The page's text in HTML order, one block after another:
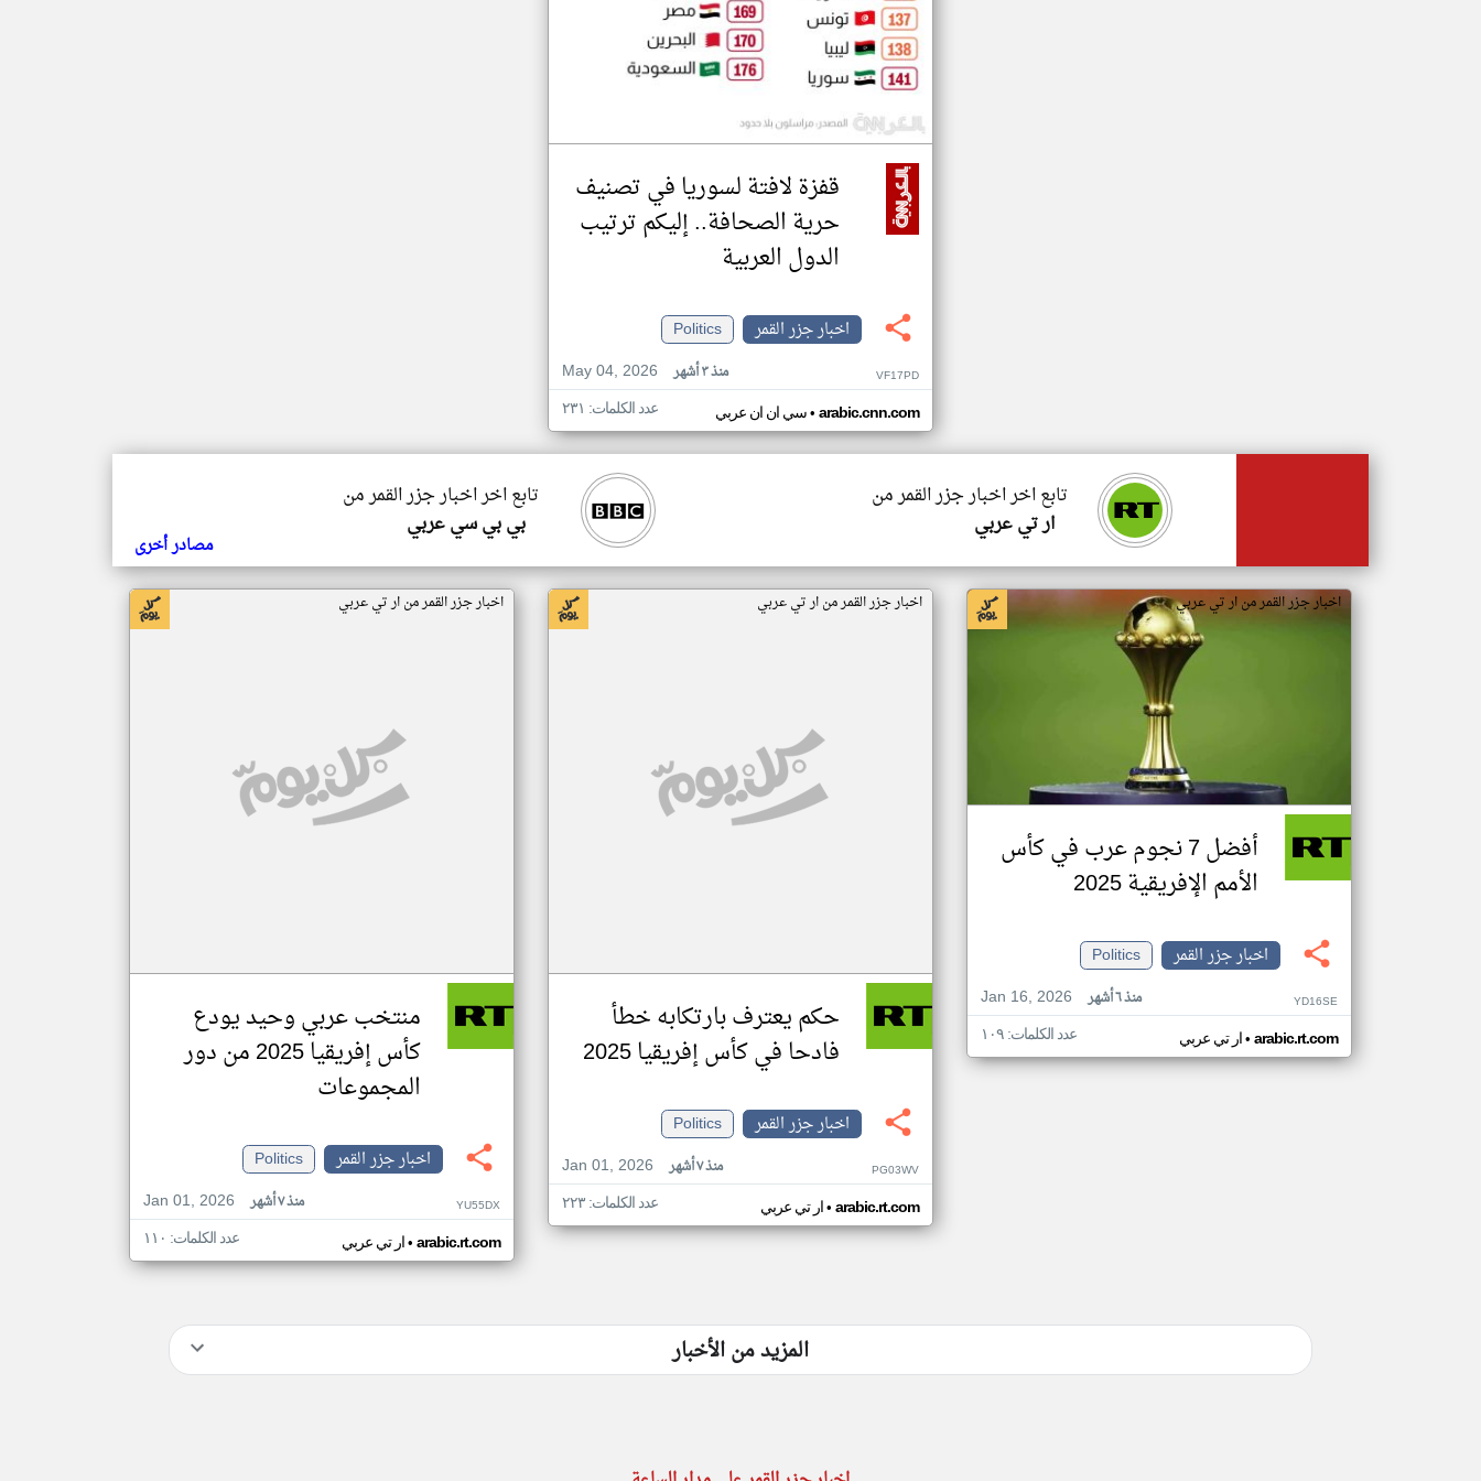
قفزة لافتة لسوريا في تصنيف
حرية الصحافة.. إليكم ترتيب
الدول العربية
اخبار جزر القمر
Politics
May 04, 2026
منذ ٣ أشهر VF17PD
سي ان ان عربي• arabic.cnn.com عدد الكلمات: ٢٣١
تابع اخر اخبار جزر القمر من
بي بي سي عربي
تابع اخر اخبار جزر القمر من
ار تي عربي
مصادر أخرى
اخبار جزر القمر من ار تي عربي
أفضل 7 نجوم عرب في كأس
الأمم الإفريقية 2025
اخبار جزر القمر
Politics
Jan 16, 2026
منذ ٦ أشهر YD16SE
ار تي عربي• arabic.rt.com عدد الكلمات: ١٠٩
اخبار جزر القمر من ار تي عربي
حكم يعترف بارتكابه خطأ
فادحا في كأس إفريقيا 2025
اخبار جزر القمر
Politics
Jan 01, 2026
منذ ٧ أشهر PG03WV
ار تي عربي• arabic.rt.com عدد الكلمات: ٢٢٣
اخبار جزر القمر من ار تي عربي
منتخب عربي وحيد يودع
كأس إفريقيا 2025 من دور
المجموعات
اخبار جزر القمر
Politics
Jan 01, 2026
منذ ٧ أشهر YU55DX
ار تي عربي• arabic.rt.com عدد الكلمات: ١١٠
المزيد من الأخبار